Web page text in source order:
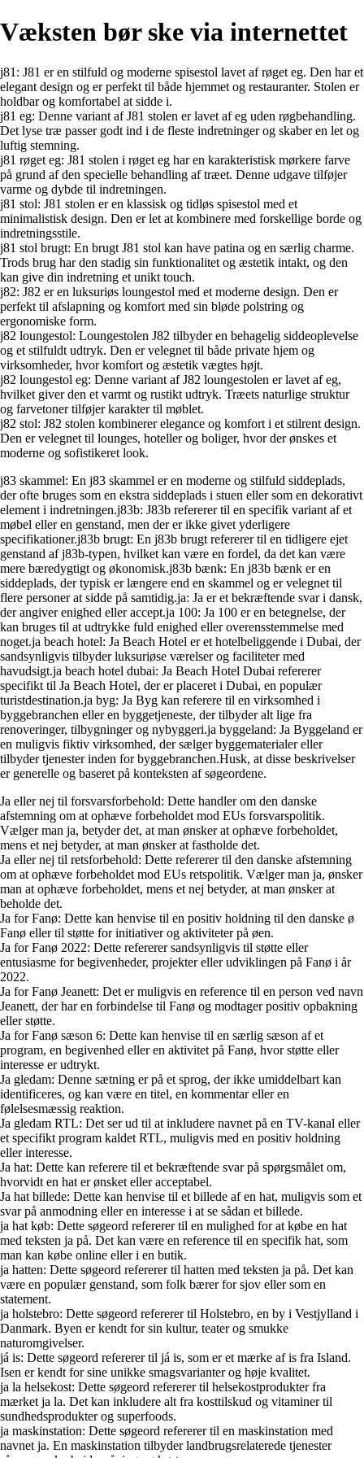
Væksten bør ske via internettet
j81: J81 er en stilfuld og moderne spisestol lavet af røget eg. Den har et
elegant design og er perfekt til både hjemmet og restauranter. Stolen er
holdbar og komfortabel at sidde i.
j81 eg: Denne variant af J81 stolen er lavet af eg uden røgbehandling.
Det lyse træ passer godt ind i de fleste indretninger og skaber en let og
luftig stemning.
j81 røget eg: J81 stolen i røget eg har en karakteristisk mørkere farve
på grund af den specielle behandling af træet. Denne udgave tilføjer
varme og dybde til indretningen.
j81 stol: J81 stolen er en klassisk og tidløs spisestol med et
minimalistisk design. Den er let at kombinere med forskellige borde og
indretningsstile.
j81 stol brugt: En brugt J81 stol kan have patina og en særlig charme.
Trods brug har den stadig sin funktionalitet og æstetik intakt, og den
kan give din indretning et unikt touch.
j82: J82 er en luksuriøs loungestol med et moderne design. Den er
perfekt til afslapning og komfort med sin bløde polstring og
ergonomiske form.
j82 loungestol: Loungestolen J82 tilbyder en behagelig siddeoplevelse
og et stilfuldt udtryk. Den er velegnet til både private hjem og
virksomheder, hvor komfort og æstetik vægtes højt.
j82 loungestol eg: Denne variant af J82 loungestolen er lavet af eg,
hvilket giver den et varmt og rustikt udtryk. Træets naturlige struktur
og farvetoner tilføjer karakter til møblet.
j82 stol: J82 stolen kombinerer elegance og komfort i et stilrent design.
Den er velegnet til lounges, hoteller og boliger, hvor der ønskes et
moderne og sofistikeret look.
j83 skammel: En j83 skammel er en moderne og stilfuld siddeplads,
der ofte bruges som en ekstra siddeplads i stuen eller som en dekorativt
element i indretningen.j83b: J83b refererer til en specifik variant af et
møbel eller en genstand, men der er ikke givet yderligere
specifikationer.j83b brugt: En j83b brugt refererer til en tidligere ejet
genstand af j83b-typen, hvilket kan være en fordel, da det kan være
mere bæredygtigt og økonomisk.j83b bænk: En j83b bænk er en
siddeplads, der typisk er længere end en skammel og er velegnet til
flere personer at sidde på samtidig.ja: Ja er et bekræftende svar i dansk,
der angiver enighed eller accept.ja 100: Ja 100 er en betegnelse, der
kan bruges til at udtrykke fuld enighed eller overensstemmelse med
noget.ja beach hotel: Ja Beach Hotel er et hotelbeliggende i Dubai, der
sandsynligvis tilbyder luksuriøse værelser og faciliteter med
havudsigt.ja beach hotel dubai: Ja Beach Hotel Dubai refererer
specifikt til Ja Beach Hotel, der er placeret i Dubai, en populær
turistdestination.ja byg: Ja Byg kan referere til en virksomhed i
byggebranchen eller en byggetjeneste, der tilbyder alt lige fra
renoveringer, tilbygninger og nybyggeri.ja byggeland: Ja Byggeland er
en muligvis fiktiv virksomhed, der sælger byggematerialer eller
tilbyder tjenester inden for byggebranchen.Husk, at disse beskrivelser
er generelle og baseret på konteksten af søgeordene.
Ja eller nej til forsvarsforbehold: Dette handler om den danske
afstemning om at ophæve forbeholdet mod EUs forsvarspolitik.
Vælger man ja, betyder det, at man ønsker at ophæve forbeholdet,
mens et nej betyder, at man ønsker at fastholde det.
Ja eller nej til retsforbehold: Dette refererer til den danske afstemning
om at ophæve forbeholdet mod EUs retspolitik. Vælger man ja, ønsker
man at ophæve forbeholdet, mens et nej betyder, at man ønsker at
beholde det.
Ja for Fanø: Dette kan henvise til en positiv holdning til den danske ø
Fanø eller til støtte for initiativer og aktiviteter på øen.
Ja for Fanø 2022: Dette refererer sandsynligvis til støtte eller
entusiasme for begivenheder, projekter eller udviklingen på Fanø i år
2022.
Ja for Fanø Jeanett: Det er muligvis en reference til en person ved navn
Jeanett, der har en forbindelse til Fanø og modtager positiv opbakning
eller støtte.
Ja for Fanø sæson 6: Dette kan henvise til en særlig sæson af et
program, en begivenhed eller en aktivitet på Fanø, hvor støtte eller
interesse er udtrykt.
Ja gledam: Denne sætning er på et sprog, der ikke umiddelbart kan
identificeres, og kan være en titel, en kommentar eller en
følelsesmæssig reaktion.
Ja gledam RTL: Det ser ud til at inkludere navnet på en TV-kanal eller
et specifikt program kaldet RTL, muligvis med en positiv holdning
eller interesse.
Ja hat: Dette kan referere til et bekræftende svar på spørgsmålet om,
hvorvidt en hat er ønsket eller acceptabel.
Ja hat billede: Dette kan henvise til et billede af en hat, muligvis som et
svar på anmodning eller en interesse i at se sådan et billede.
ja hat køb: Dette søgeord refererer til en mulighed for at købe en hat
med teksten ja på. Det kan være en reference til en specifik hat, som
man kan købe online eller i en butik.
ja hatten: Dette søgeord refererer til hatten med teksten ja på. Det kan
være en populær genstand, som folk bærer for sjov eller som en
statement.
ja holstebro: Dette søgeord refererer til Holstebro, en by i Vestjylland i
Danmark. Byen er kendt for sin kultur, teater og smukke
naturomgivelser.
já is: Dette søgeord refererer til já is, som er et mærke af is fra Island.
Isen er kendt for sine unikke smagsvarianter og høje kvalitet.
ja la helsekost: Dette søgeord refererer til helsekostprodukter fra
mærket ja la. Det kan inkludere alt fra kosttilskud og vitaminer til
sundhedsprodukter og superfoods.
ja maskinstation: Dette søgeord refererer til en maskinstation med
navnet ja. En maskinstation tilbyder landbrugsrelaterede tjenester